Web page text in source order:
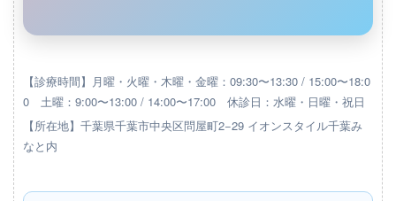
【診療時間】月曜・火曜・木曜・金曜：09:30〜13:30 / 15:00〜18:0
0 土曜：9:00〜13:00 / 14:00〜17:00 休診日：水曜・日曜・祝日
【所在地】千葉県千葉市中央区問屋町2−29 イオンスタイル千葉み
なと内